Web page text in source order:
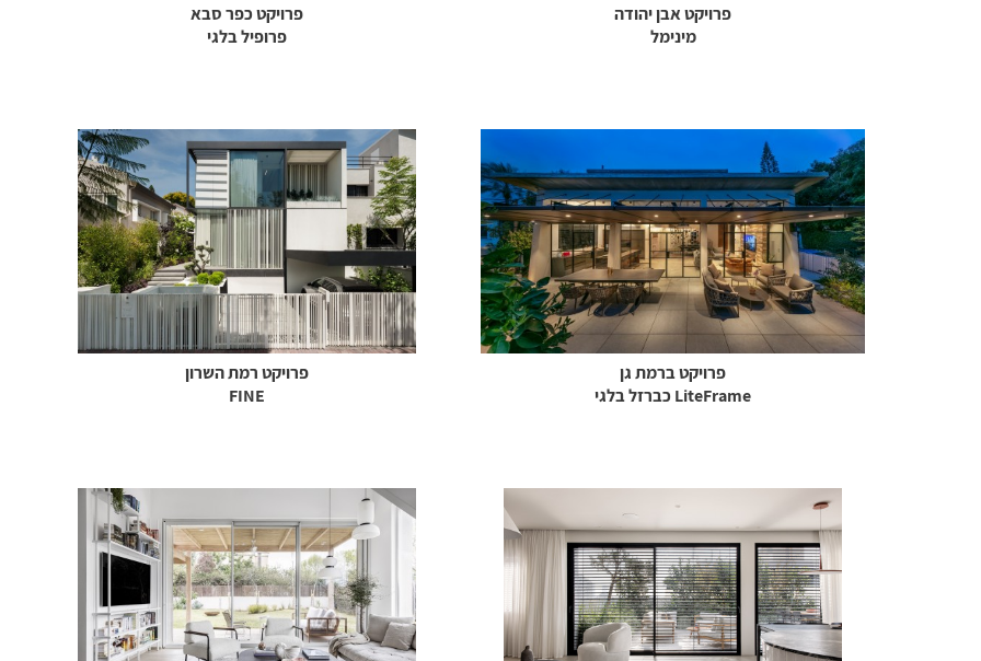
פרויקט אבן יהודה
מינימל
פרויקט כפר סבא
פרופיל בלגי
פרויקט ברמת גן
LiteFrame כברזל בלגי
פרויקט רמת השרון
FINE